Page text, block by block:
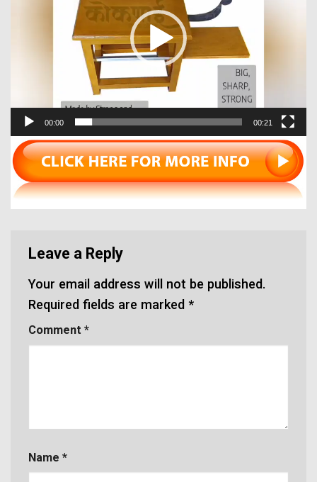
00:00 00:21
Leave a Reply
Your email address will not be published.
Required fields are marked *
Comment *
Name *